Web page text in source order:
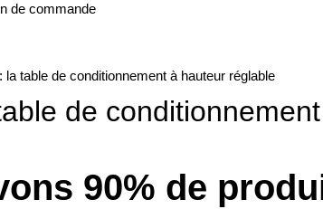
de commande
la table de conditionnement à hauteur réglable
de
90% de